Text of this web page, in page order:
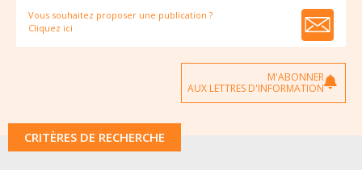
Vous souhaitez proposer une publication ?
Cliquez ici
M'ABONNER
AUX LETTRES D'INFORMATION
CRITÈRES DE RECHERCHE